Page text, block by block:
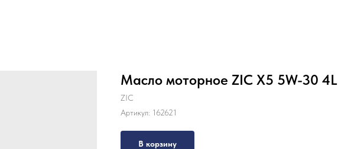
Масло моторное ZIC X5 5W-30 4L
ZIC
Артикул: 162621
В корзину